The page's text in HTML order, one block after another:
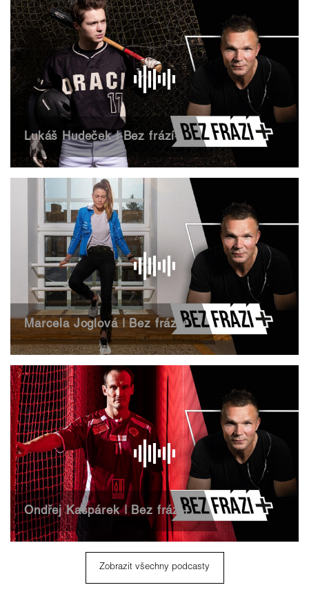
Lukáš Hudeček | Bez frází+
Marcela Joglová | Bez frází+
Ondřej Kašpárek | Bez frází+
Zobrazit všechny podcasty